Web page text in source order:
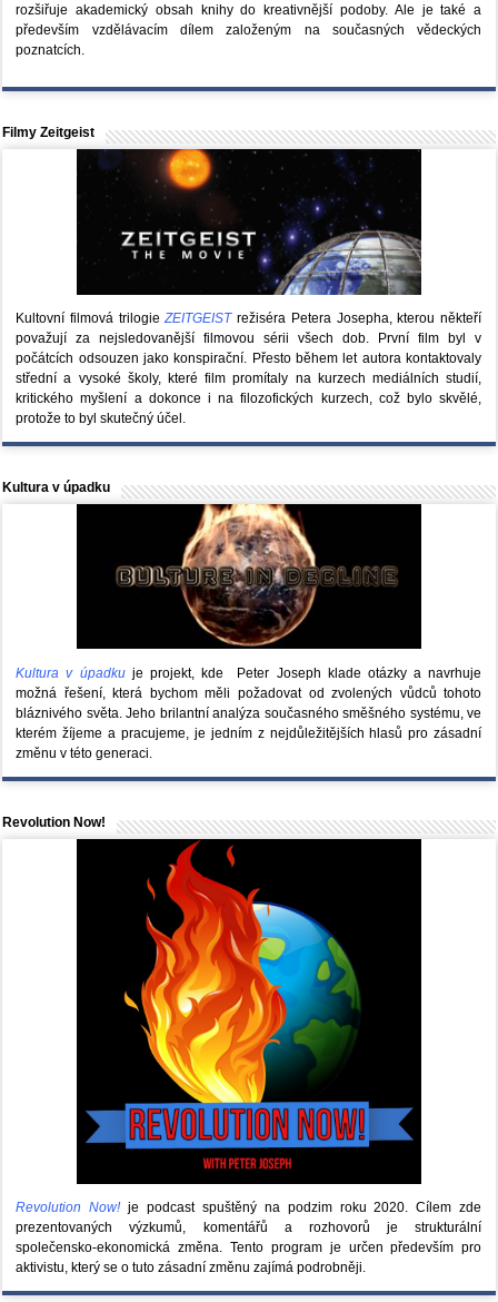
rozšiřuje akademický obsah knihy do kreativnější podoby. Ale je také a
především vzdělávacím dílem založeným na současných vědeckých
poznatcích.
Filmy Zeitgeist
Kultovní filmová trilogieZEITGEISTrežiséra Petera Josepha, kterou někteří
považují za nejsledovanější filmovou sérii všech dob. První film byl v
počátcích odsouzen jako konspirační. Přesto během let autora kontaktovaly
střední a vysoké školy, které film promítaly na kurzech mediálních studií,
kritického myšlení a dokonce i na filozofických kurzech, což bylo skvělé,
protože to byl skutečný účel.
Kultura v úpadku
Kultura v úpadkuje projekt, kde Peter Joseph klade otázky a navrhuje
možná řešení, která bychom měli požadovat od zvolených vůdců tohoto
bláznivého světa. Jeho brilantní analýza současného směšného systému, ve
kterém žíjeme a pracujeme, je jedním z nejdůležitějších hlasů pro zásadní
změnu v této generaci.
Revolution Now!
Revolution Now! je podcast spuštěný na podzim roku 2020.Cílem zde
prezentovaných výzkumů, komentářů a rozhovorů je strukturální
společensko-ekonomická změna. Tento program je určen především pro
aktivistu, který se o tuto zásadní změnu zajímá podrobněji.